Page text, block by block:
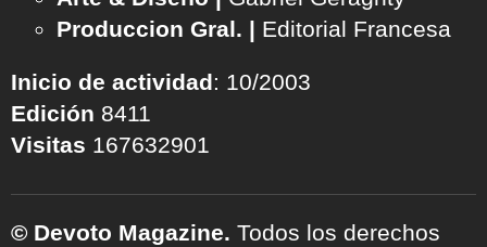
Produccion Gral. | Editorial Francesa
Inicio de actividad: 10/2003
Edición 8411
Visitas 167632901
© Devoto Magazine. Todos los derechos